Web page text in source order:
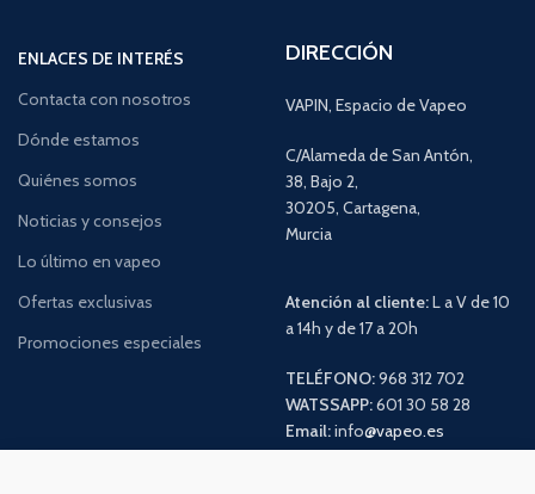
ENLACES DE INTERÉS
Contacta con nosotros
Dónde estamos
Quiénes somos
Noticias y consejos
Lo último en vapeo
Ofertas exclusivas
Promociones especiales
DIRECCIÓN
VAPIN, Espacio de Vapeo
C/Alameda de San Antón,
38, Bajo 2,
30205, Cartagena,
Murcia
Atención al cliente:L a V de 10
a 14h y de 17 a 20h
TELÉFONO:968 312 702
WATSSAPP:601 30 58 28
Email:info@vapeo.es